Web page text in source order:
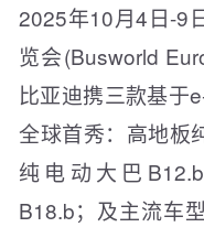
2025年10月4日-9
览会(Busworld
比亚迪携三款基于
全球首秀：高地板
纯电动大巴
B18.b；及主流车